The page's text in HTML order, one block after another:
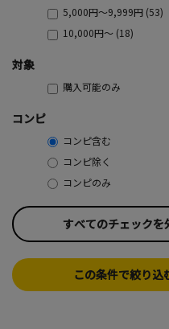
5,000円～9,999円 (53)
10,000円～ (18)
対象
購入可能のみ
コンピ
コンピ含む
コンピ除く
コンピのみ
すべてのチェックを
この条件で絞り込